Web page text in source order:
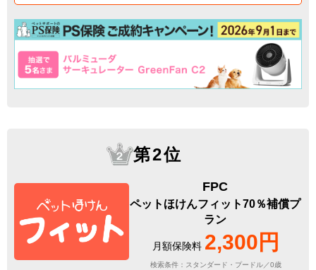
第2位
FPC
ペットほけんフィット70％補償プ
ラン
月額保険料 2,300円
検索条件：スタンダード・プードル／0歳